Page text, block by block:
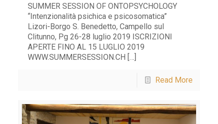
SUMMER SESSION OF ONTOPSYCHOLOGY
“Intenzionalità psichica e psicosomatica”
Lizori-Borgo S. Benedetto, Campello sul
Clitunno, Pg 26-28 luglio 2019 ISCRIZIONI
APERTE FINO AL 15 LUGLIO 2019
WWW.SUMMERSESSION.CH […]
Read More